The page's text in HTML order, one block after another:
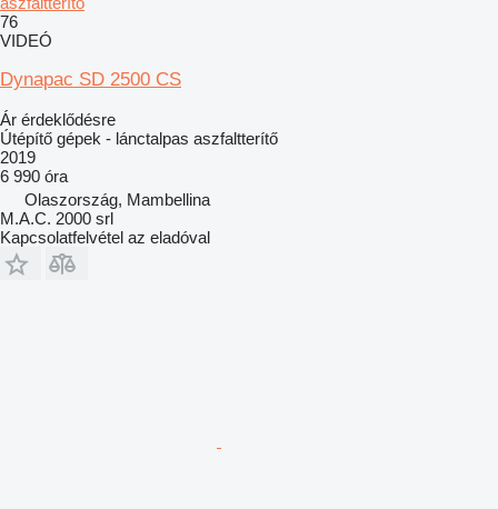
76
VIDEÓ
Dynapac SD 2500 CS
Ár érdeklődésre
Útépítő gépek - lánctalpas aszfaltterítő
2019
6 990 óra
Olaszország, Mambellina
M.A.C. 2000 srl
Kapcsolatfelvétel az eladóval